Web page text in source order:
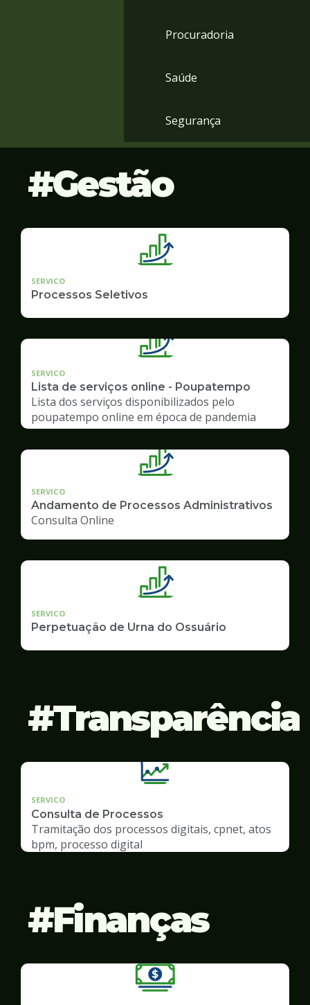
Procuradoria
Saúde
Segurança
Gestão
SERVICO
Processos Seletivos
SERVICO
Lista de serviços online - Poupatempo
Lista dos serviços disponibilizados pelo
poupatempo online em época de pandemia
SERVICO
Andamento de Processos Administrativos
Consulta Online
SERVICO
Perpetuação de Urna do Ossuário
Transparência
SERVICO
Consulta de Processos
Tramitação dos processos digitais, cpnet, atos
bpm, processo digital
Finanças